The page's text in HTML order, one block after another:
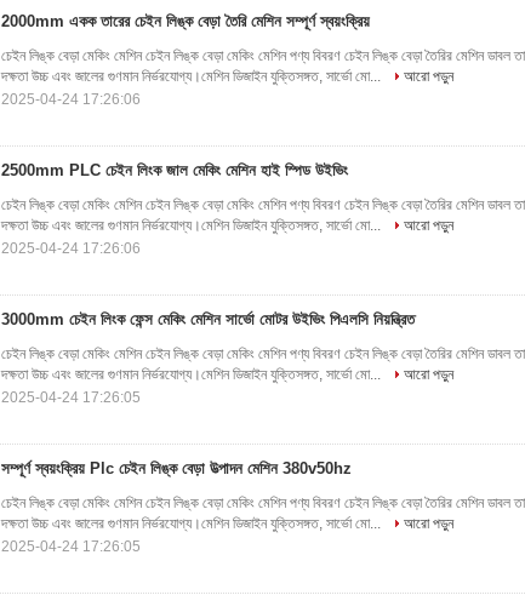
2000mm একক তারের চেইন লিঙ্ক বেড়া তৈরি মেশিন সম্পূর্ণ স্বয়ংক্রিয়
চেইন লিঙ্ক বেড়া মেকিং মেশিন চেইন লিঙ্ক বেড়া মেকিং মেশিন পণ্য বিবরণ চেইন লিঙ্ক বেড়া তৈরির মেশিন ডাবল
দক্ষতা উচ্চ এবং জালের গুণমান নির্ভরযোগ্য।মেশিন ডিজাইন যুক্তিসঙ্গত, সার্ভো মো...
আরো পড়ুন
2025-04-24 17:26:06
2500mm PLC চেইন লিংক জাল মেকিং মেশিন হাই স্পিড উইভিং
চেইন লিঙ্ক বেড়া মেকিং মেশিন চেইন লিঙ্ক বেড়া মেকিং মেশিন পণ্য বিবরণ চেইন লিঙ্ক বেড়া তৈরির মেশিন ডাবল
দক্ষতা উচ্চ এবং জালের গুণমান নির্ভরযোগ্য।মেশিন ডিজাইন যুক্তিসঙ্গত, সার্ভো মো...
আরো পড়ুন
2025-04-24 17:26:06
3000mm চেইন লিংক ফেন্স মেকিং মেশিন সার্ভো মোটর উইভিং পিএলসি নিয়ন্ত্রিত
চেইন লিঙ্ক বেড়া মেকিং মেশিন চেইন লিঙ্ক বেড়া মেকিং মেশিন পণ্য বিবরণ চেইন লিঙ্ক বেড়া তৈরির মেশিন ডাবল
দক্ষতা উচ্চ এবং জালের গুণমান নির্ভরযোগ্য।মেশিন ডিজাইন যুক্তিসঙ্গত, সার্ভো মো...
আরো পড়ুন
2025-04-24 17:26:05
সম্পূর্ণ স্বয়ংক্রিয় Plc চেইন লিঙ্ক বেড়া উত্পাদন মেশিন 380v50hz
চেইন লিঙ্ক বেড়া মেকিং মেশিন চেইন লিঙ্ক বেড়া মেকিং মেশিন পণ্য বিবরণ চেইন লিঙ্ক বেড়া তৈরির মেশিন ডাবল
দক্ষতা উচ্চ এবং জালের গুণমান নির্ভরযোগ্য।মেশিন ডিজাইন যুক্তিসঙ্গত, সার্ভো মো...
আরো পড়ুন
2025-04-24 17:26:05